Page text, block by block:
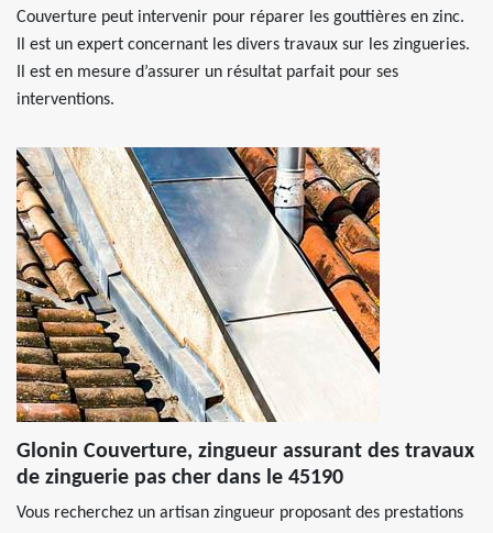
Couverture peut intervenir pour réparer les gouttières en zinc.
Il est un expert concernant les divers travaux sur les zingueries.
Il est en mesure d’assurer un résultat parfait pour ses
interventions.
Glonin Couverture, zingueur assurant des travaux
de zinguerie pas cher dans le 45190
Vous recherchez un artisan zingueur proposant des prestations